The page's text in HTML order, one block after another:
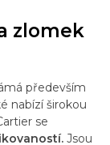
zlomek
především
nabízí širokou
se
Jsou